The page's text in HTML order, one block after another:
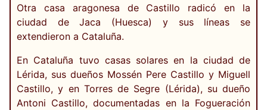
Otra casa aragonesa de Castillo radicó en la
ciudad de Jaca (Huesca) y sus líneas se
extendieron a Cataluña.
En Cataluña tuvo casas solares en la ciudad de
Lérida, sus dueños Mossén Pere Castillo y Miguell
Castillo, y en Torres de Segre (Lérida), su dueño
Antoni Castillo, documentadas en la Fogueración